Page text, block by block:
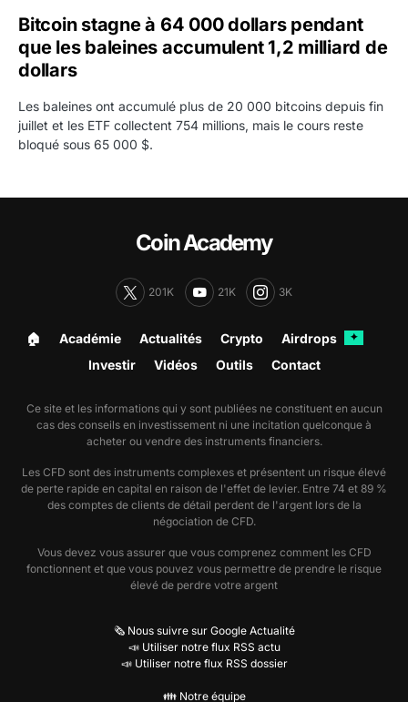
Bitcoin stagne à 64 000 dollars pendant
que les baleines accumulent 1,2 milliard de
dollars
Les baleines ont accumulé plus de 20 000 bitcoins depuis fin
juillet et les ETF collectent 754 millions, mais le cours reste
bloqué sous 65 000 $.
Coin Academy
201K 21K 3K
🏠︎ Académie Actualités Crypto Airdrops ✦
Investir Vidéos Outils Contact
Ce site et les informations qui y sont publiées ne constituent en aucun
cas des conseils en investissement ni une incitation quelconque à
acheter ou vendre des instruments financiers.
Les CFD sont des instruments complexes et présentent un risque élevé
de perte rapide en capital en raison de l'effet de levier. Entre 74 et 89 %
des comptes de clients de détail perdent de l'argent lors de la
négociation de CFD.
Vous devez vous assurer que vous comprenez comment les CFD
fonctionnent et que vous pouvez vous permettre de prendre le risque
élevé de perdre votre argent
🗞️ Nous suivre sur Google Actualité
📣 Utiliser notre flux RSS actu
📣 Utiliser notre flux RSS dossier
👪 Notre équipe